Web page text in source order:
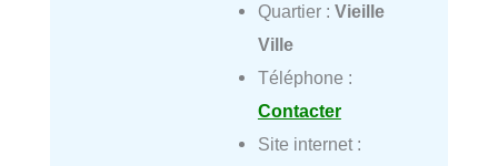
Quartier : Vieille
Ville
Téléphone :
Contacter
Site internet :